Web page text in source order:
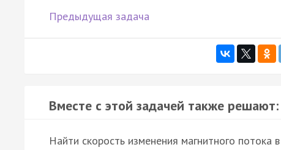
Предыдущая задача
Вместе с этой задачей также решают:
Найти скорость изменения магнитного